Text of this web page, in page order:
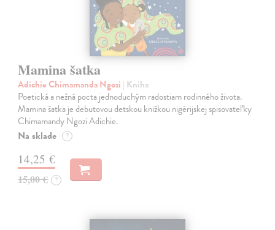
Mamina šatka
Adichie Chimamanda Ngozi | Kniha
Poetická a nežná pocta jednoduchým radostiam rodinného života.
Mamina šatka je debutovou detskou knižkou nigérijskej spisovateľky
Chimamandy Ngozi Adichie.
Na sklade ?
14,25 €
15,00 € ?